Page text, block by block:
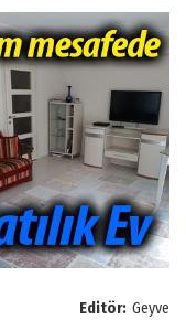
Editör: Geyve